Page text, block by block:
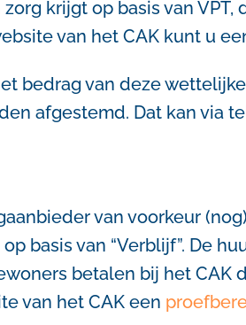
krijgt op basis van
van het CAK kunt u
bedrag van deze
afgestemd. Dat kan via
van voorkeur
basis van “Verblijf”. De
betalen bij het CAK
van het CAK een